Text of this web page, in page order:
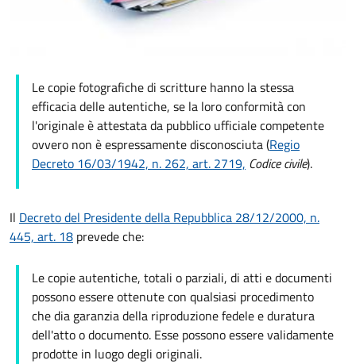
Le copie fotografiche di scritture hanno la stessa
efficacia delle autentiche, se la loro conformità con
l'originale è attestata da pubblico ufficiale competente
ovvero non è espressamente disconosciuta (Regio
Decreto 16/03/1942, n. 262, art. 2719, Codice civile).
Il Decreto del Presidente della Repubblica 28/12/2000, n.
445, art. 18 prevede che:
Le copie autentiche, totali o parziali, di atti e documenti
possono essere ottenute con qualsiasi procedimento
che dia garanzia della riproduzione fedele e duratura
dell'atto o documento. Esse possono essere validamente
prodotte in luogo degli originali.